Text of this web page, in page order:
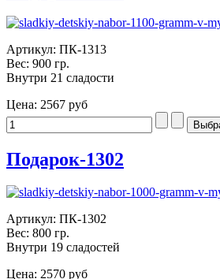
Артикул: ПК-1313
Вес: 900 гр.
Внутри 21 сладости
Цена: 2567 руб
Подарок-1302
Артикул: ПК-1302
Вес: 800 гр.
Внутри 19 сладостей
Цена: 2570 руб